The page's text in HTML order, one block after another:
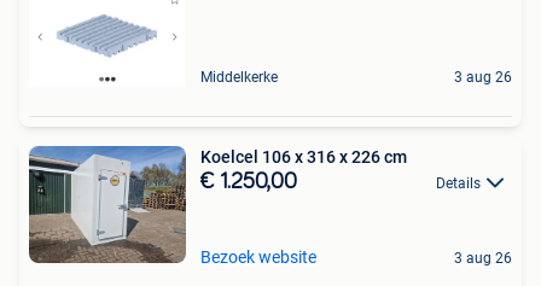
Middelkerke 3 aug 26
Koelcel 106 x 316 x 226 cm
€ 1.250,00 Details
Bezoek website 3 aug 26